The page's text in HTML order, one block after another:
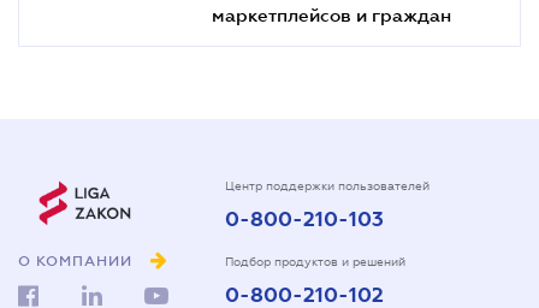
маркетплейсов и граждан
О КОМПАНИИ
Центр поддержки пользователей
0-800-210-103
Подбор продуктов и решений
0-800-210-102